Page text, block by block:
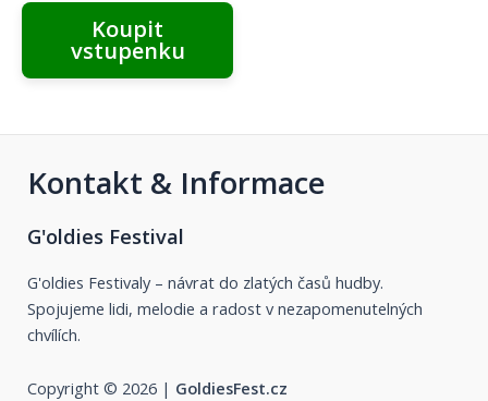
Koupit
vstupenku
Kontakt & Informace
G'oldies Festival
G'oldies Festivaly – návrat do zlatých časů hudby.
Spojujeme lidi, melodie a radost v nezapomenutelných
chvílích.
Copyright © 2026 | GoldiesFest.cz